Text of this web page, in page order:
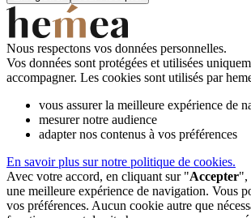
Nous respectons vos données personnelles.
Vos données sont protégées et utilisées
accompagner. Les cookies sont utilisés par
vous assurer la meilleure expérience de
mesurer notre audience
adapter nos contenus à vos préférences
En savoir plus sur notre politique de cookies.
Avec votre accord, en cliquant sur "Accepter",
une meilleure expérience de navigation. Vous
vos préférences. Aucun cookie autre que